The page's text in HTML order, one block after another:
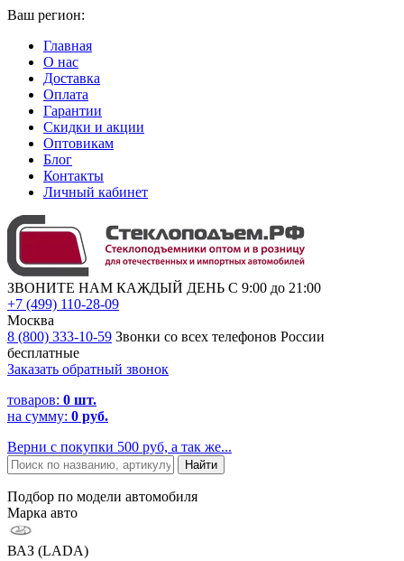
Ваш регион:
Главная
О нас
Доставка
Оплата
Гарантии
Скидки и акции
Оптовикам
Блог
Контакты
Личный кабинет
ЗВОНИТЕ НАМ КАЖДЫЙ ДЕНЬ С 9:00 до 21:00
+7 (499) 110-28-09
Москва
8 (800) 333-10-59 Звонки со всех телефонов России
бесплатные
Заказать обратный звонок
товаров: 0 шт.
на сумму: 0 руб.
Верни с покупки 500 руб, а так же...
Подбор по модели автомобиля
Марка авто
ВАЗ (LADA)